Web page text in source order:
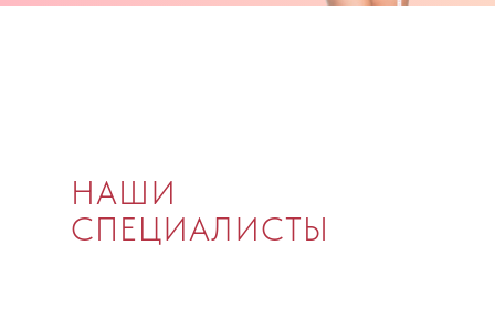
НАШИ
СПЕЦИАЛИСТЫ